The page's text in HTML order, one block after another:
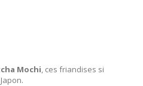
Mochi, ces friandises si